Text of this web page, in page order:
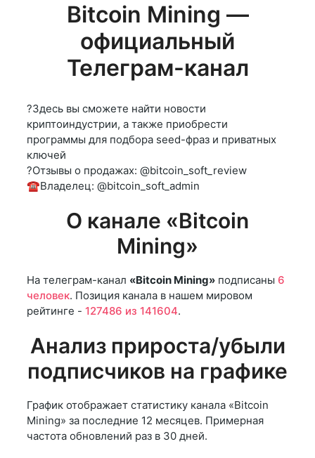
Bitcoin Mining —
официальный
Телеграм-канал
?Здесь вы сможете найти новости
криптоиндустрии, а также приобрести
программы для подбора seed-фраз и приватных
ключей
?Отзывы о продажах: @bitcoin_soft_review
☎️Владелец: @bitcoin_soft_admin
О канале «Bitcoin
Mining»
На телеграм-канал «Bitcoin Mining» подписаны 6
человек. Позиция канала в нашем мировом
рейтинге - 127486 из 141604.
Анализ прироста/убыли
подписчиков на графике
График отображает статистику канала «Bitcoin
Mining» за последние 12 месяцев. Примерная
частота обновлений раз в 30 дней.